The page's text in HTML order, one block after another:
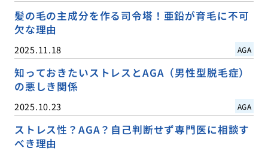
髪の毛の主成分を作る司令塔！亜鉛が育毛に不可
欠な理由
2025.11.18 AGA
知っておきたいストレスとAGA（男性型脱毛症）
の悪しき関係
2025.10.23 AGA
ストレス性？AGA？自己判断せず専門医に相談す
べき理由